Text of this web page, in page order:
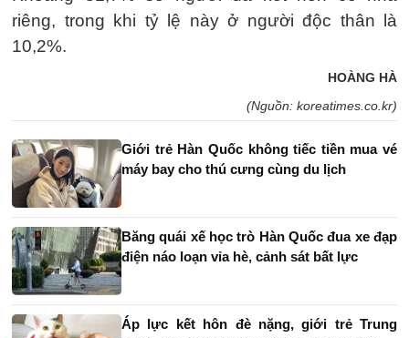
riêng, trong khi tỷ lệ này ở người độc thân là
10,2%.
HOÀNG HÀ
(Nguồn: koreatimes.co.kr)
Giới trẻ Hàn Quốc không tiếc tiền mua vé
máy bay cho thú cưng cùng du lịch
Băng quái xế học trò Hàn Quốc đua xe đạp
điện náo loạn vỉa hè, cảnh sát bất lực
Áp lực kết hôn đè nặng, giới trẻ Trung